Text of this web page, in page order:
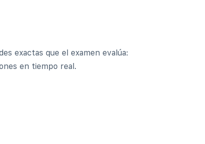
exactas que el examen evalúa:
en tiempo real.